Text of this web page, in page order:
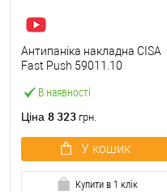
В наявності
Антипаніка накладна CISA
Fast Push 59011.10
штангою 1200 мм червона
Ціна 8 323 грн.
У кошик
Купити в 1 клік